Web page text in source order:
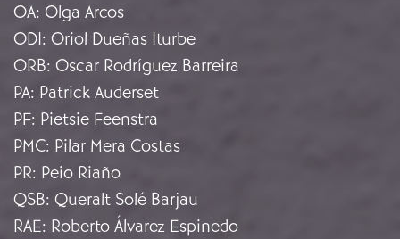
OA: Olga Arcos
ODI: Oriol Dueñas Iturbe
ORB: Oscar Rodríguez Barreira
PA: Patrick Auderset
PF: Pietsie Feenstra
PMC: Pilar Mera Costas
PR: Peio Riaño
QSB: Queralt Solé Barjau
RAE: Roberto Álvarez Espinedo